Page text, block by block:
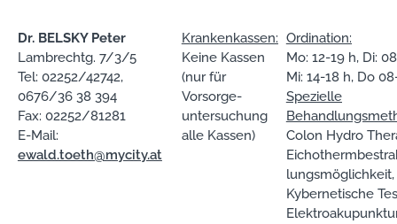
Dr. BELSKY Peter
Lambrechtg. 7/3/5
Tel: 02252/42742,
0676/36 38 394
Fax: 02252/81281
E-Mail:
ewald.toeth@mycity.at
Krankenkassen:
Keine Kassen
(nur für
Vorsorge-
untersuchung
alle Kassen)
Ordination:
Mo: 12-19 h, Di:
Mi: 14-18 h, Do
Spezielle
Colon Hydro
lungsmöglichkeit,
Kybernetische